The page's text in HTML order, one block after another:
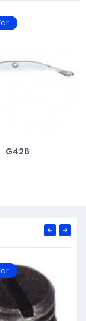
G426